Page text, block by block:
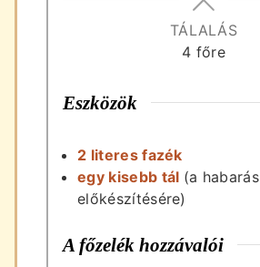
TÁLALÁS
4 főre
Eszközök
2 literes fazék
egy kisebb tál (a habarás
előkészítésére)
A főzelék hozzávalói